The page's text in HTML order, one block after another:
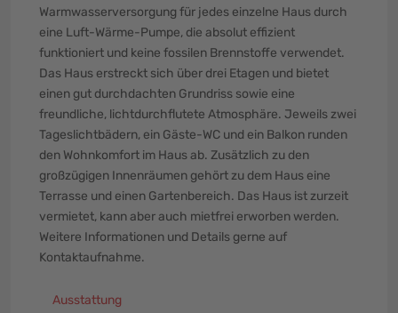
Warmwasserversorgung für jedes einzelne Haus durch
eine Luft-Wärme-Pumpe, die absolut effizient
funktioniert und keine fossilen Brennstoffe verwendet.
Das Haus erstreckt sich über drei Etagen und bietet
einen gut durchdachten Grundriss sowie eine
freundliche, lichtdurchflutete Atmosphäre. Jeweils zwei
Tageslichtbädern, ein Gäste-WC und ein Balkon runden
den Wohnkomfort im Haus ab. Zusätzlich zu den
großzügigen Innenräumen gehört zu dem Haus eine
Terrasse und einen Gartenbereich. Das Haus ist zurzeit
vermietet, kann aber auch mietfrei erworben werden.
Weitere Informationen und Details gerne auf
Kontaktaufnahme.
Ausstattung